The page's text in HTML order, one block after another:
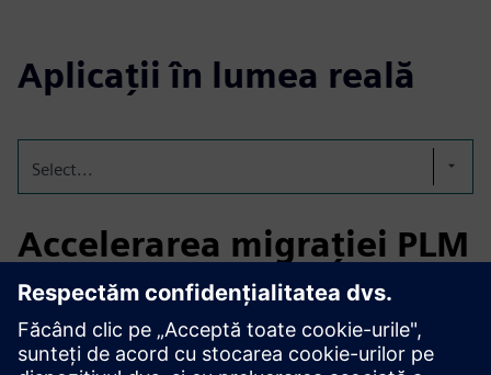
Aplicații în lumea reală
Select...
Accelerarea migrației PLM
în petrol și gaze
Un lider global în tehnologia energetică a folosit